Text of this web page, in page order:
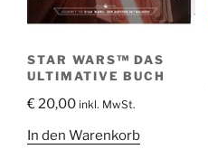
STAR WARS™ DAS
ULTIMATIVE BUCH
€20,00 inkl. MwSt.
In den Warenkorb